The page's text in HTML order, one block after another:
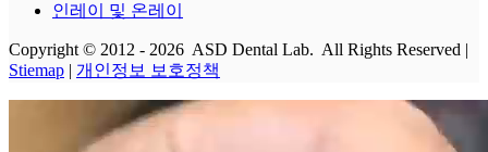
인레이 및 온레이
Copyright © 2012 - 2026 ASD Dental Lab. All Rights Reserved |
Stiemap | 개인정보 보호정책